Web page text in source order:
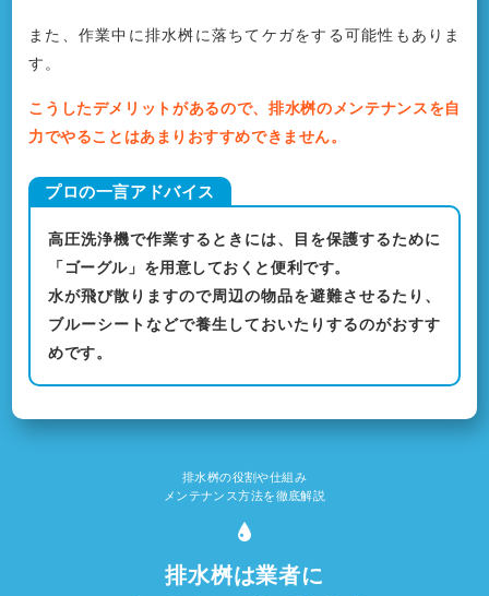
また、作業中に排水桝に落ちてケガをする可能性もありま
す。
こうしたデメリットがあるので、排水桝のメンテナンスを自
力でやることはあまりおすすめできません。
高圧洗浄機で作業するときには、目を保護するために
「ゴーグル」を用意しておくと便利です。
水が飛び散りますので周辺の物品を避難させるたり、
ブルーシートなどで養生しておいたりするのがおすす
めです。
排水桝の役割や仕組み
メンテナンス方法を徹底解説
排水桝は業者に